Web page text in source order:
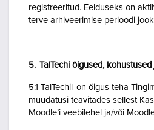
registreeritud. Eelduseks on
terve arhiveerimise perioodi
5. TalTechi õigused,
5.1 TalTechil on õigus teha
muudatusi teavitades sellest
Moodle’i veebilehel ja/või